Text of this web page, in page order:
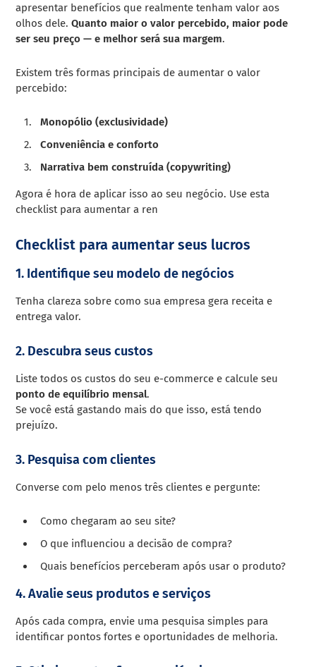
apresentar benefícios que realmente tenham valor aos
olhos dele.Quanto maior o valor percebido, maior pode
ser seu preço — e melhor será sua margem.
Existem três formas principais de aumentar o valor
percebido:
Monopólio (exclusividade)
Conveniência e conforto
Narrativa bem construída (copywriting)
Agora é hora de aplicar isso ao seu negócio. Use esta
checklist para aumentar a ren
Checklist para aumentar seus lucros
1. Identifique seu modelo de negócios
Tenha clareza sobre como sua empresa gera receita e
entrega valor.
2. Descubra seus custos
Liste todos os custos do seu e-commerce e calcule seu
ponto de equilíbrio mensal.
Se você está gastando mais do que isso, está tendo
prejuízo.
3. Pesquisa com clientes
Converse com pelo menos três clientes e pergunte:
Como chegaram ao seu site?
O que influenciou a decisão de compra?
Quais benefícios perceberam após usar o produto?
4. Avalie seus produtos e serviços
Após cada compra, envie uma pesquisa simples para
identificar pontos fortes e oportunidades de melhoria.